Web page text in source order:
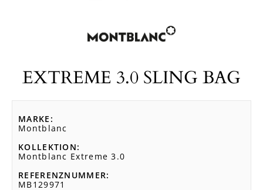
EXTREME 3.0 SLING BAG
MARKE
Montblanc
KOLLEKTION
Montblanc Extreme 3.0
REFERENZNUMMER
MB129971